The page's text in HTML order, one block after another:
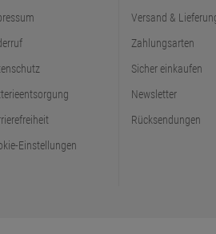
Einstellungen
Versand &
Zahlungsarten
Sicher einkaufen
Newsletter
Rücksendungen